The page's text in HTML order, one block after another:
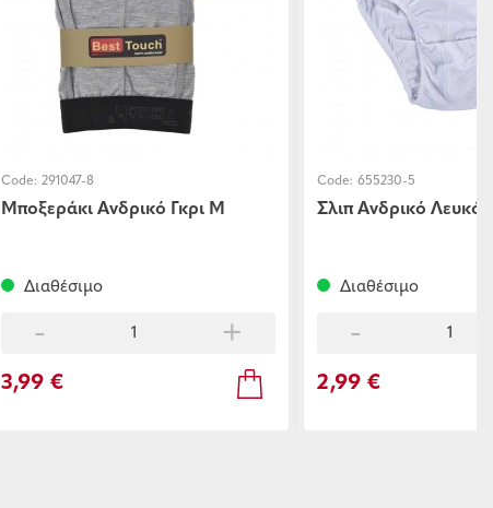
Code: 291047-8
Μποξεράκι Ανδρικό Γκρι Μ
Διαθέσιμο
- +
3,99 €
Code: 655230-5
Σλιπ Ανδρικό Λευκό
Διαθέσιμο
-
2,99 €